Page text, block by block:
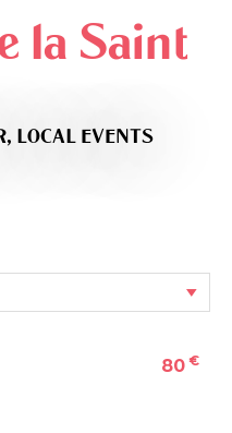
la Saint
LOCAL EVENTS
80 €